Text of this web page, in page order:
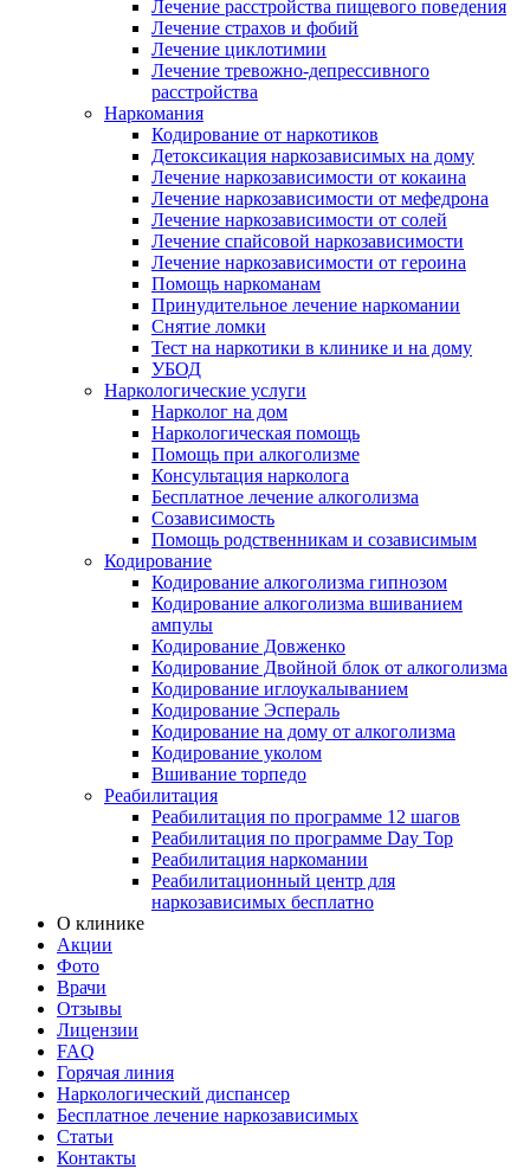
Лечение расстройства пищевого поведения
Лечение страхов и фобий
Лечение циклотимии
Лечение тревожно-депрессивного
расстройства
Наркомания
Кодирование от наркотиков
Детоксикация наркозависимых на дому
Лечение наркозависимости от кокаина
Лечение наркозависимости от мефедрона
Лечение наркозависимости от солей
Лечение спайсовой наркозависимости
Лечение наркозависимости от героина
Помощь наркоманам
Принудительное лечение наркомании
Снятие ломки
Тест на наркотики в клинике и на дому
УБОД
Наркологические услуги
Нарколог на дом
Наркологическая помощь
Помощь при алкоголизме
Консультация нарколога
Бесплатное лечение алкоголизма
Созависимость
Помощь родственникам и созависимым
Кодирование
Кодирование алкоголизма гипнозом
Кодирование алкоголизма вшиванием
ампулы
Кодирование Довженко
Кодирование Двойной блок от алкоголизма
Кодирование иглоукалыванием
Кодирование Эспераль
Кодирование на дому от алкоголизма
Кодирование уколом
Вшивание торпедо
Реабилитация
Реабилитация по программе 12 шагов
Реабилитация по программе Day Top
Реабилитация наркомании
Реабилитационный центр для
наркозависимых бесплатно
О клинике
Акции
Фото
Врачи
Отзывы
Лицензии
FAQ
Горячая линия
Наркологический диспансер
Бесплатное лечение наркозависимых
Статьи
Контакты